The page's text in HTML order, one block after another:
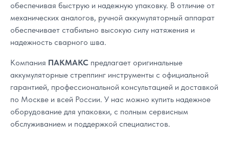
обеспечивая быструю и надежную упаковку. В отличие от
механических аналогов, ручной аккумуляторный аппарат
обеспечивает стабильно высокую силу натяжения и
надежность сварного шва.
Компания ПАКМАКС предлагает оригинальные
аккумуляторные стреппинг инструменты с официальной
гарантией, профессиональной консультацией и доставкой
по Москве и всей России. У нас можно купить надежное
оборудование для упаковки, с полным сервисным
обслуживанием и поддержкой специалистов.